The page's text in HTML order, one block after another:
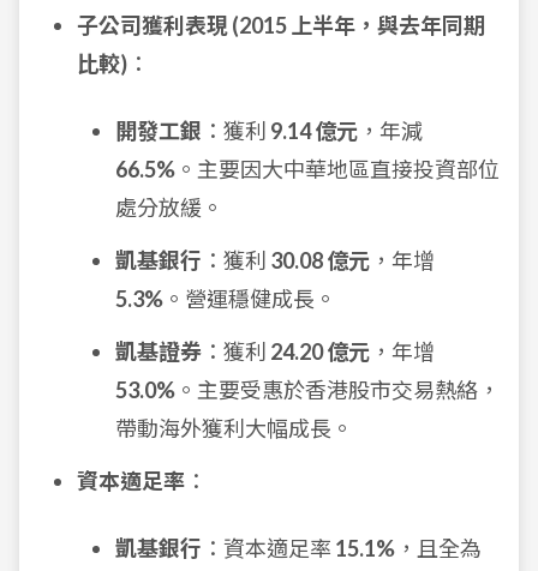
子公司獲利表現 (2015 上半年，與去年同期
比較) ：
開發工銀 ：獲利 9.14 億元 ，年減
66.5% 。主要因大中華地區直接投資部位
處分放緩。
凱基銀行 ：獲利 30.08 億元 ，年增
5.3% 。營運穩健成長。
凱基證券 ：獲利 24.20 億元 ，年增
53.0% 。主要受惠於香港股市交易熱絡，
帶動海外獲利大幅成長。
資本適足率 ：
凱基銀行 ：資本適足率 15.1% ，且全為